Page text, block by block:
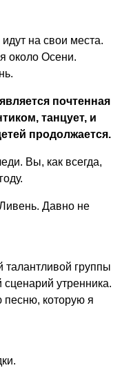
на свои места.
около Осени.
почтенная
танцует, и
продолжается.
Вы, как всегда,
Давно не
группы
утренника.
песню, которую я